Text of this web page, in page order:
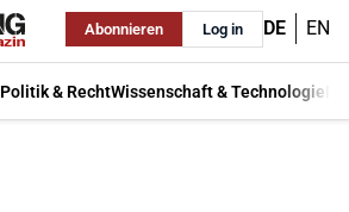
Abonnieren Log in DE EN
Politik & RechtWissenschaft & Technologie